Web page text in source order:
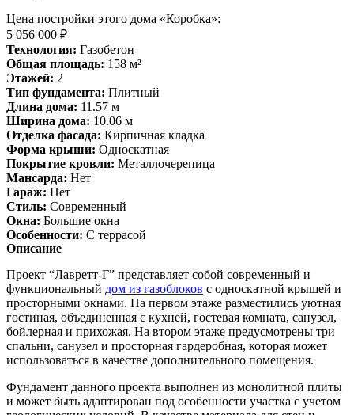
Цена постройки этого дома «Коробка»:
5 056 000 ₽
Технология: Газобетон
Общая площадь: 158 м²
Этажей: 2
Тип фундамента: Плитный
Длина дома: 11.57 м
Ширина дома: 10.06 м
Отделка фасада: Кирпичная кладка
Форма крыши: Односкатная
Покрытие кровли: Металлочерепица
Мансарда: Нет
Гараж: Нет
Стиль: Современный
Окна: Большие окна
Особенности: С террасой
Описание
Проект “Лавретт-Г” представляет собой современный и
функциональный дом из газоблоков с односкатной крышей и
просторными окнами. На первом этаже разместились уютная
гостиная, объединенная с кухней, гостевая комната, санузел,
бойлерная и прихожая. На втором этаже предусмотрены три
спальни, санузел и просторная гардеробная, которая может
использоваться в качестве дополнительного помещения.
Фундамент данного проекта выполнен из монолитной плиты
и может быть адаптирован под особенности участка с учетом